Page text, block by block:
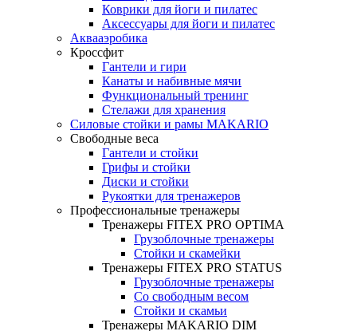
Коврики для йоги и пилатес
Аксессуары для йоги и пилатес
Аквааэробика
Кроссфит
Гантели и гири
Канаты и набивные мячи
Функциональный тренинг
Стелажи для хранения
Силовые стойки и рамы MAKARIO
Свободные веса
Гантели и стойки
Грифы и стойки
Диски и стойки
Рукоятки для тренажеров
Профессиональные тренажеры
Тренажеры FITEX PRO OPTIMA
Грузоблочные тренажеры
Стойки и скамейки
Тренажеры FITEX PRO STATUS
Грузоблочные тренажеры
Со свободным весом
Стойки и скамьи
Тренажеры MAKARIO DIM